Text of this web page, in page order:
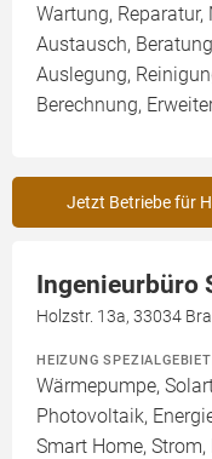
Wartung,
Austausch,
Auslegung,
Berechnung,
Jetzt Betriebe für
Ingenieurbüro
Holzstr. 13a, 33034
HEIZUNG
Wärmepumpe,
Photovoltaik,
Smart Home,